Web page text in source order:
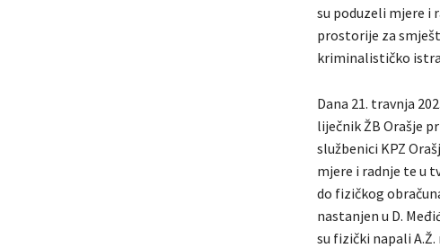
su poduzeli mjere i
prostorije za
kriminalističko
Dana 21. travnja
liječnik ŽB Orašje
službenici KPZ
mjere i radnje te u
do fizičkog
nastanjen u D.
su fizički napali A.Ž.